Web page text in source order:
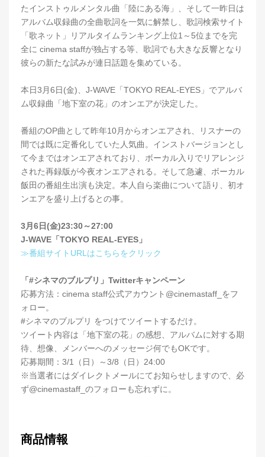
たインストゥルメンタル曲「陸にある海」、そして一昨日は
アルバム収録曲の全曲歌詞を一気に解禁し、歌詞検索サイト
「歌ネット」リアルタイムランキング上位1～5位までを完
全に cinema staffが独占する等、歌詞でも大きな反響となり
彼らの新たな試みが連日話題を集めている。
本日3月6日(金)、J-WAVE「TOKYO REAL-EYES」でアルバ
ム収録曲「地下室の花」のオンエアが決定した。
番組のOP曲として昨年10月からオンエアされ、リスナーの
間では既に定番化していた人気曲。インストバージョンとし
て今まではオンエアされており、ボーカル入りでリアレンジ
された再録版が今夜オンエアされる。そして急遽、ボーカル
飯田の番組生出演も決定。本人自ら楽曲について語り、初オ
ンエアを盛り上げるとの事。
3月6日(金)23:30～27:00
J-WAVE「TOKYO REAL-EYES」
≫番組サイトURLはこちらをクリック
「#シネマのブルプリ」Twitterキャンペーン
応募方法：cinema staff公式アカウント@cinemastaff_をフ
ォロー。
#シネマのブルプリ をつけてツイートするだけ。
ツイート内容は「地下室の花」の感想、アルバムに対する期
待、想像、メンバーへのメッセージ何でもOKです。
応募期間：3/1（日）～3/8（日）24:00
※当選者にはダイレクトメールにてお知らせしますので、必
ず@cinemastaff_のフォローも忘れずに。
商品情報